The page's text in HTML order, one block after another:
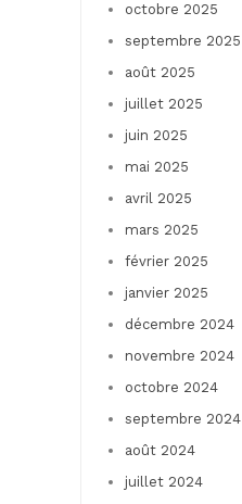
octobre 2025
septembre 2025
août 2025
juillet 2025
juin 2025
mai 2025
avril 2025
mars 2025
février 2025
janvier 2025
décembre 2024
novembre 2024
octobre 2024
septembre 2024
août 2024
juillet 2024